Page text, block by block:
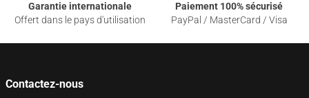
Garantie internationale
Offert dans le pays d'utilisation
Paiement 100% sécurisé
PayPal / MasterCard / Visa
Contactez-nous